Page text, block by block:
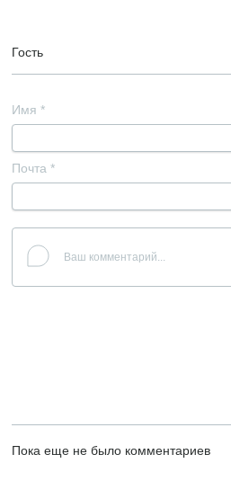
Гость
Имя *
Почта *
Пока еще не было комментариев